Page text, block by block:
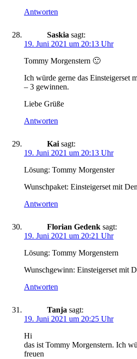
Antworten
Saskia sagt:
19. Juni 2021 um 20:13 Uhr
Tommy Morgenstern 🙂
Ich würde gerne das Einsteigerset
– 3 gewinnen.
Liebe Grüße
Antworten
Kai sagt:
19. Juni 2021 um 20:13 Uhr
Lösung: Tommy Morgenster
Wunschpaket: Einsteigerset mit
Antworten
Florian Gedenk sagt:
19. Juni 2021 um 20:21 Uhr
Lösung: Tommy Morgenstern
Wunschgewinn: Einsteigerset mit
Antworten
Tanja sagt:
19. Juni 2021 um 20:25 Uhr
Hi
das ist Tommy Morgenstern. Ich
freuen